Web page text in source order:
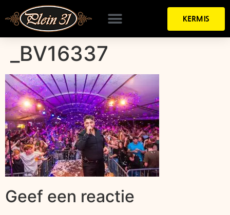
KERMIS
_BV16337
Geef een reactie